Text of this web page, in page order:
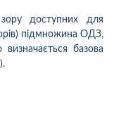
доступних для
підмножина ОДЗ,
визначається базова